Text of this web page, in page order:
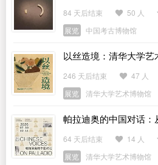
84 天后结束 50 人
展览
中国考古博物馆
以丝造境：清华大学
246 天后结束 47 人
展览
清华大学艺术博物馆
帕拉迪奥的中国对话
64 天后结束 14 人
展览
清华大学艺术博物馆